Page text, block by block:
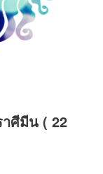
ศีมีน ( 22